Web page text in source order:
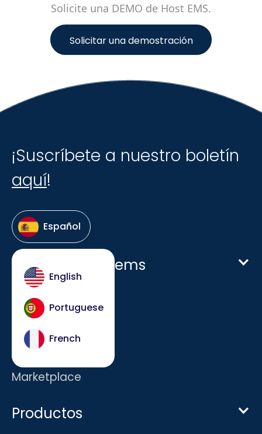
Solicite una DEMO de Host EMS.
Solicitar una demostración
¡Suscríbete a nuestro boletín
aquí!
Español
English
Portuguese
French
Host Hotel Systems
Empresa
Carreras
Marketplace
Productos